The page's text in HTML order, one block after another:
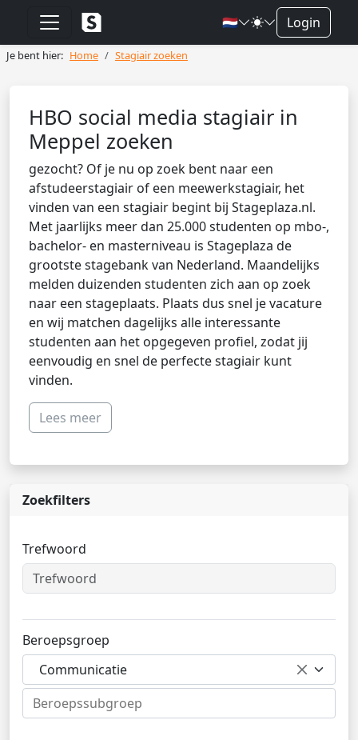
🇳🇱 Login
Je bent hier: Home Stagiair zoeken
HBO social media stagiair in
Meppel zoeken
gezocht? Of je nu op zoek bent naar een
afstudeerstagiair of een meewerkstagiair, het
vinden van een stagiair begint bij Stageplaza.nl.
Met jaarlijks meer dan 25.000 studenten op mbo-,
bachelor- en masterniveau is Stageplaza de
grootste stagebank van Nederland. Maandelijks
melden duizenden studenten zich aan op zoek
naar een stageplaats. Plaats dus snel je vacature
en wij matchen dagelijks alle interessante
studenten aan het opgegeven profiel, zodat jij
eenvoudig en snel de perfecte stagiair kunt
vinden.
Lees meer
Zoekfilters
Trefwoord
Beroepsgroep
Communicatie